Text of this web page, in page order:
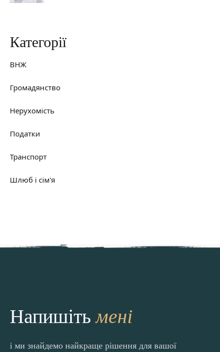
Категорії
ВНЖ
Громадянство
Нерухомість
Податки
Транспорт
Шлюб і сім'я
Напишітьмені
і ми знайдемо найкраще рішення для вашої